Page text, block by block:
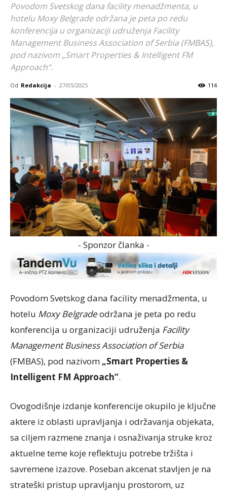
Povodom Svetskog dana facility menadžmenta, u
hotelu Moxy Belgrade održana je peta po redu
konferencija u organizaciji udruženja Facility
Management Business Association of Serbia (FMBAS),
pod nazivom „Smart Properties & Intelligent FM
Approach“.
Od Redakcija - 27/05/2025 114
- Sponzor članka -
Povodom Svetskog dana facility menadžmenta, u
hotelu Moxy Belgradeodržana je peta po redu
konferencija u organizaciji udruženja Facility
Management Business Association of Serbia
(FMBAS), pod nazivom „Smart Properties &
Intelligent FM Approach“.
Ovogodišnje izdanje konferencije okupilo je ključne
aktere iz oblasti upravljanja i održavanja objekata,
sa ciljem razmene znanja i osnaživanja struke kroz
aktuelne teme koje reflektuju potrebe tržišta i
savremene izazove. Poseban akcenat stavljen je na
strateški pristup upravljanju prostorom, uz